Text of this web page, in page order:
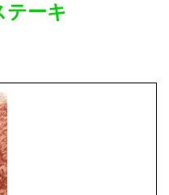
テーキ